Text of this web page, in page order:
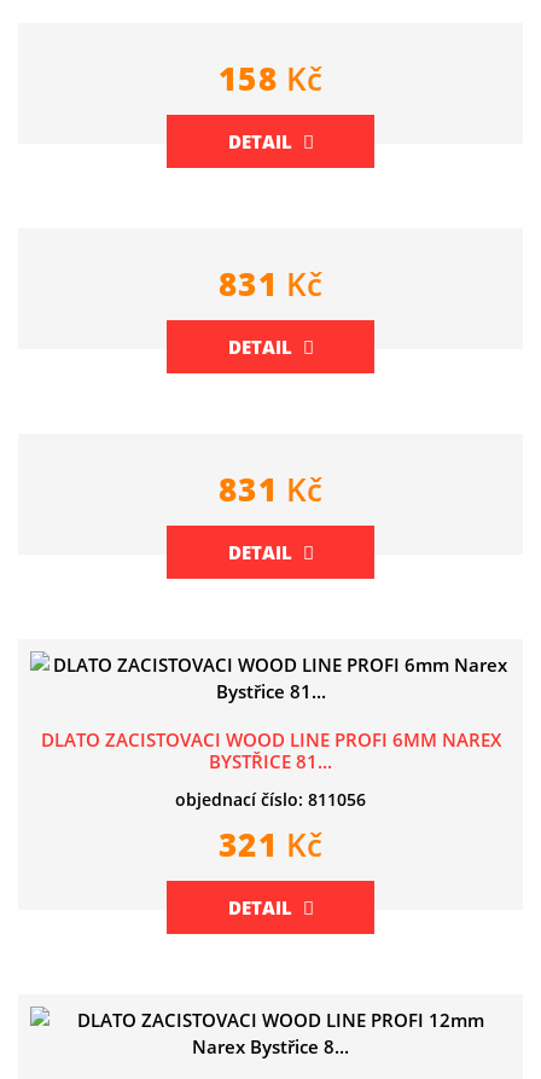
158 Kč
DETAIL
831 Kč
DETAIL
831 Kč
DETAIL
DLATO ZACISTOVACI WOOD LINE PROFI 6MM NAREX
BYSTŘICE 81...
objednací číslo: 811056
321 Kč
DETAIL